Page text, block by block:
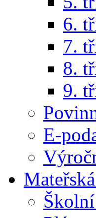
6.
7.
8.
9.
E-